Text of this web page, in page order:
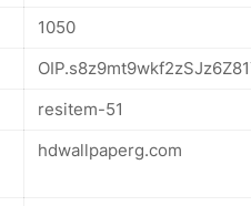
1050
resitem-51
hdwallpaperg.com